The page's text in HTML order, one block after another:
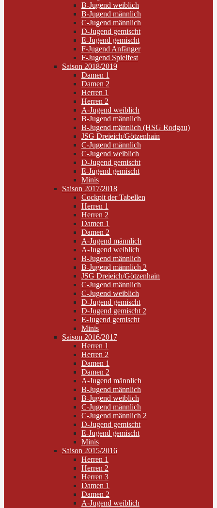
B-Jugend weiblich
B-Jugend männlich
C-Jugend männlich
D-Jugend gemischt
E-Jugend gemischt
F-Jugend Anfänger
F-Jugend Spielfest
Saison 2018/2019
Damen 1
Damen 2
Herren 1
Herren 2
A-Jugend weiblich
B-Jugend männlich
B-Jugend männlich (HSG Rodgau)
JSG Dreieich/Götzenhain
C-Jugend männlich
C-Jugend weiblich
D-Jugend gemischt
E-Jugend gemischt
Minis
Saison 2017/2018
Cockpit der Tabellen
Herren 1
Herren 2
Damen 1
Damen 2
A-Jugend männlich
A-Jugend weiblich
B-Jugend männlich
B-Jugend männlich 2
JSG Dreieich/Götzenhain
C-Jugend männlich
C-Jugend weiblich
D-Jugend gemischt
D-Jugend gemischt 2
E-Jugend gemischt
Minis
Saison 2016/2017
Herren 1
Herren 2
Damen 1
Damen 2
A-Jugend männlich
B-Jugend männlich
B-Jugend weiblich
C-Jugend männlich
C-Jugend männlich 2
D-Jugend gemischt
E-Jugend gemischt
Minis
Saison 2015/2016
Herren 1
Herren 2
Herren 3
Damen 1
Damen 2
A-Jugend weiblich